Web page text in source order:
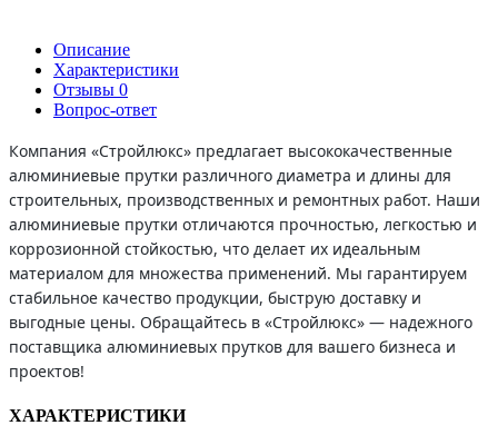
Описание
Характеристики
Отзывы 0
Вопрос-ответ
Компания «Стройлюкс» предлагает высококачественные
алюминиевые прутки различного диаметра и длины для
строительных, производственных и ремонтных работ. Наши
алюминиевые прутки отличаются прочностью, легкостью и
коррозионной стойкостью, что делает их идеальным
материалом для множества применений. Мы гарантируем
стабильное качество продукции, быструю доставку и
выгодные цены. Обращайтесь в «Стройлюкс» — надежного
поставщика алюминиевых прутков для вашего бизнеса и
проектов!
ХАРАКТЕРИСТИКИ